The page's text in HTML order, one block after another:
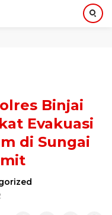
Binjai
Evakuasi
di Sungai